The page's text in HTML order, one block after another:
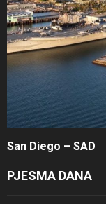
San Diego – SAD
PJESMA DANA